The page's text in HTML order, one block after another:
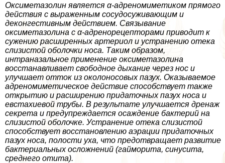
Оксиметазолин является α-адреномиметиком прямого
действия с выраженным сосудосуживающим и
деконгестивным действием. Связывание
оксиметазолина с α-адренорецепторами приводит к
сужению расширенных артериол и устранению отека
слизистой оболочки носа. Таким образом,
интраназальное применение оксиметазолина
восстанавливает свободное дыхание через нос и
улучшает отток из околоносовых пазух. Оказываемое
адреномиметическое действие способствует также
открытию и расширению придаточных пазух носа и
евстахиевой трубы. В результате улучшается дренаж
секрета и предупреждается осаждение бактерий на
слизистой оболочке. Устранение отека слизистой
способствует восстановлению аэрации придаточных
пазух носа, полости уха, что предотвращает развитие
бактериальных осложнений (гайморита, синусита,
среднего отита).